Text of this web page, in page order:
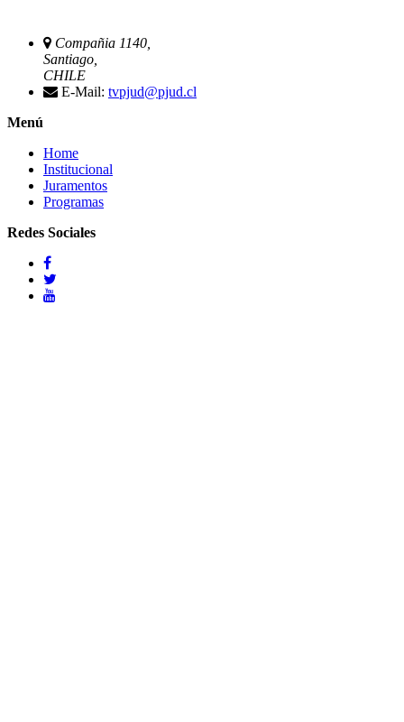
Compañia 1140,
Santiago,
CHILE
E-Mail: tvpjud@pjud.cl
Menú
Home
Institucional
Juramentos
Programas
Redes Sociales